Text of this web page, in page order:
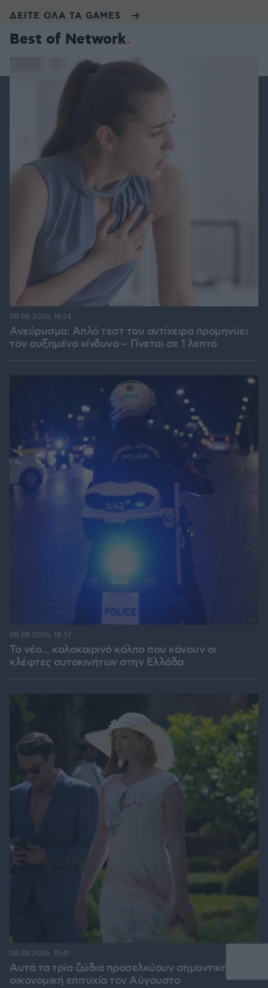
ΔΕΙΤΕ ΟΛΑ ΤΑ GAMES
Best of Network
Ανεύρυσμα: Απλό τεστ του αντίχειρα προμηνύει
τον αυξημένο κίνδυνο – Γίνεται σε 1 λεπτό
08.08.2026, 16:24
Το νέο... καλοκαιρινό κόλπο που κάνουν οι
κλέφτες αυτοκινήτων στην Ελλάδα
08.08.2026, 18:57
Αυτά τα τρία ζώδια προσελκύουν σημαντική
οικονομική επιτυχία τον Αύγουστο
08.08.2026, 15:41